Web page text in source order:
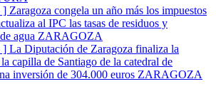
] Zaragoza congela un año más los impuestos
al IPC las tasas de residuos y
agua ZARAGOZA
] La Diputación de Zaragoza finaliza la
capilla de Santiago de la catedral de
inversión de 304.000 euros ZARAGOZA